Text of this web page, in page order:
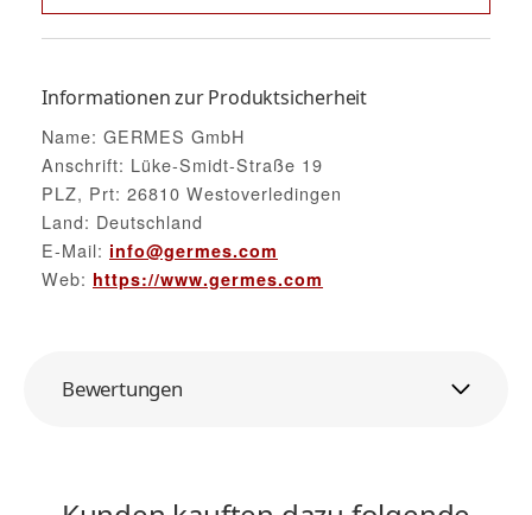
Informationen zur Produktsicherheit
Name: GERMES GmbH
Anschrift: Lüke-Smidt-Straße 19
PLZ, Prt: 26810 Westoverledingen
Land: Deutschland
E-Mail: info@germes.com
Web: https://www.germes.com
Bewertungen